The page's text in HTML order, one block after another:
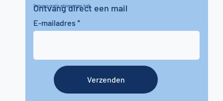
Ontvang gratis advies tegen kalk
Ontvang direct een mail
E-mailadres
Verzenden